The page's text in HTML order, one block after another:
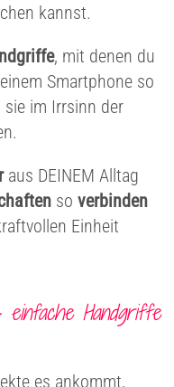
kannst.
, mit denen du
Smartphone so
sie im Irrsinn der
aus DEINEM Alltag
so verbinden
Einheit
Handgriffe
es ankommt,